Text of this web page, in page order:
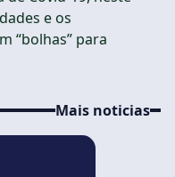
e os
“bolhas” para
Mais noticias